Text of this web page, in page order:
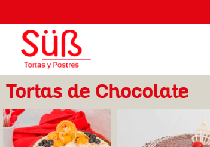
MENUS EJECUTIVOS A S/. 24.90
Tortas de Chocolate